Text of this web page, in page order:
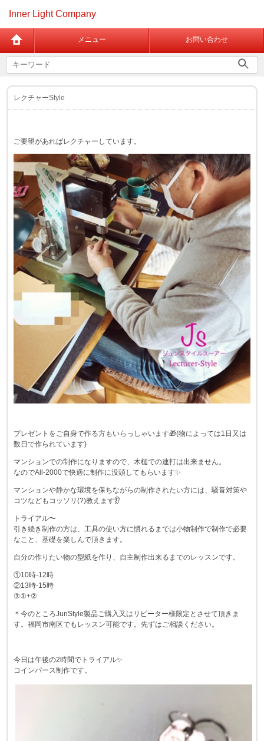
Inner Light Company
メニュー お問い合わせ
レクチャーStyle
ご要望があればレクチャーしています。
プレゼントをご自身で作る方もいらっしゃいます🎁(物によっては1日又は
数日で作られています)
マンションでの制作になりますので、木槌での連打は出来ません。
なのでAll-2000で快適に制作に没頭してもらいます✨
マンションや静かな環境を保ちながらの制作されたい方には、騒音対策や
コツなどもコッソリ(?)教えます👂
トライアル〜
引き続き制作の方は、工具の使い方に慣れるまでは小物制作で制作で必要
なこと、基礎を楽しんで頂きます。
自分の作りたい物の型紙を作り、自主制作出来るまでのレッスンです。
①10時-12時
②13時-15時
③①+②
＊今のところJunStyle製品ご購入又はリピーター様限定とさせて頂きま
す。福岡市南区でもレッスン可能です。先ずはご相談ください。
今日は午後の2時間でトライアル✨
コインパース制作です。